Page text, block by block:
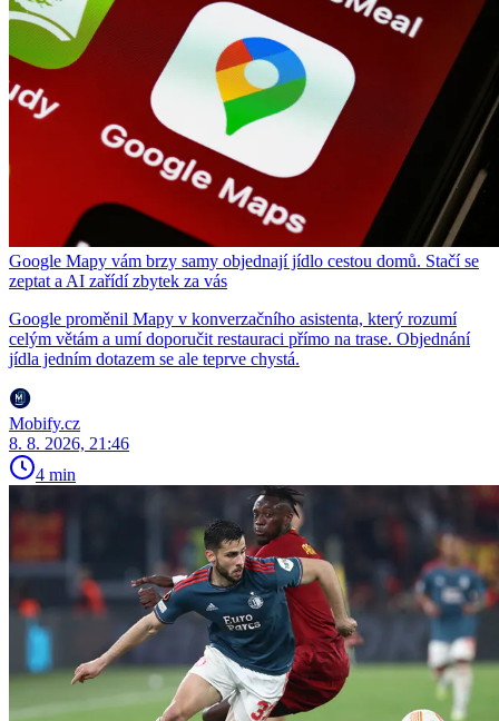
Google Mapy vám brzy samy objednají jídlo cestou domů. Stačí se
zeptat a AI zařídí zbytek za vás
Google proměnil Mapy v konverzačního asistenta, který rozumí
celým větám a umí doporučit restauraci přímo na trase. Objednání
jídla jedním dotazem se ale teprve chystá.
Mobify.cz
8. 8. 2026, 21:46
4 min